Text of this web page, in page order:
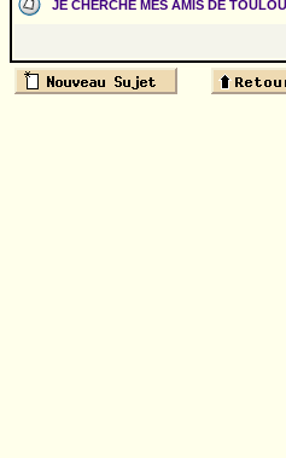
JE CHERCHE MES AMIS DE